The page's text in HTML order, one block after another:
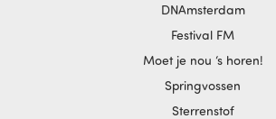
DNAmsterdam
Festival FM
Moet je nou ‘s horen!
Springvossen
Sterrenstof